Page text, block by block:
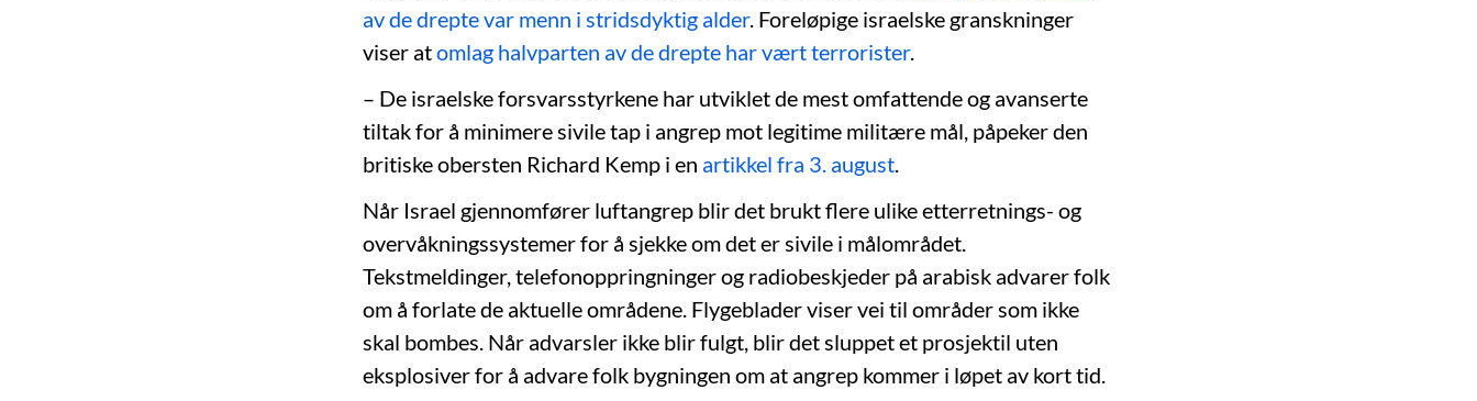
av de drepte var menn i stridsdyktig alder. Foreløpige israelske granskninger
viser atomlag halvparten av de drepte har vært terrorister.
– De israelske forsvarsstyrkene har utviklet de mest omfattende og avanserte
tiltak for å minimere sivile tap i angrep mot legitime militære mål, påpeker den
britiske obersten Richard Kemp i en artikkel fra 3. august.
Når Israel gjennomfører luftangrep blir det brukt flere ulike etterretnings- og
overvåkningssystemer for å sjekke om det er sivile i målområdet.
Tekstmeldinger, telefonoppringninger og radiobeskjeder på arabisk advarer folk
om å forlate de aktuelle områdene. Flygeblader viser vei til områder som ikke
skal bombes. Når advarsler ikke blir fulgt, blir det sluppet et prosjektil uten
eksplosiver for å advare folk bygningen om at angrep kommer i løpet av kort tid.